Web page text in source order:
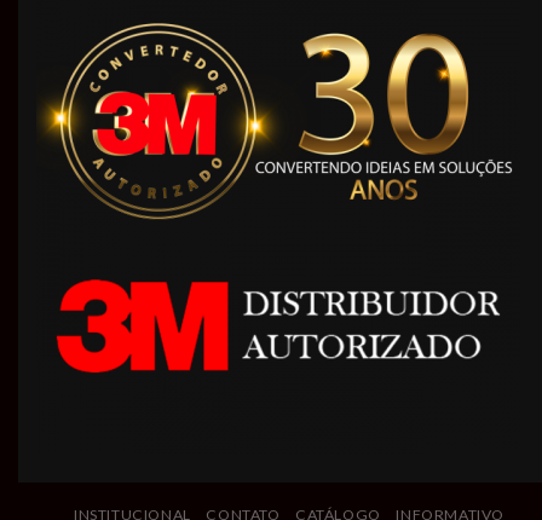
INSTITUCIONAL CONTATO CATÁLOGO INFORMATIVO